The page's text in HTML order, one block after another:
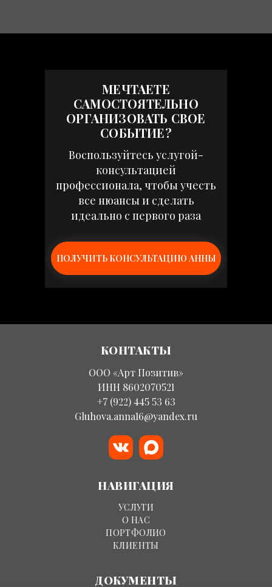
МЕЧТАЕТЕ
САМОСТОЯТЕЛЬНО
ОРГАНИЗОВАТЬ СВОЕ
СОБЫТИЕ?
ПОЛУЧИТЬ КОНСУЛЬТАЦИЮ АННЫ
Воспользуйтесь услугой-
консультацией
профессионала, чтобы учесть
все нюансы и сделать
идеально с первого раза
НАВИГАЦИЯ
УСЛУГИ
О НАС
ПОРТФОЛИО
КЛИЕНТЫ
ДОКУМЕНТЫ
КОНТАКТЫ
ООО «Арт Позитив»
ИНН 8602070521
+7 (922) 445 53 63
Gluhova.anna16@yandex.ru